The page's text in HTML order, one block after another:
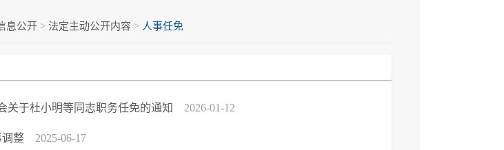
息公开> 法定主动公开内容 > 人事任免
关于杜小明等同志职务任免的通知 2026-01-12
调整 2025-06-17